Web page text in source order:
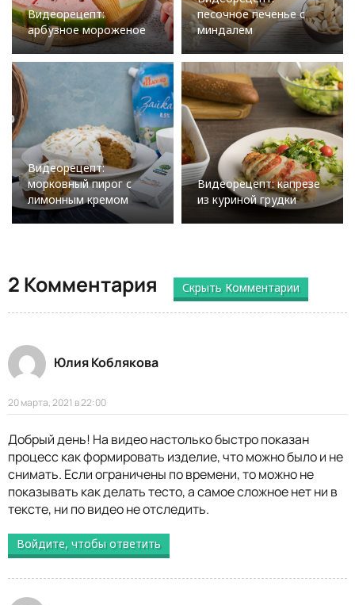
Видеорецепт:
арбузное мороженое
песочное печенье с
миндалем
Видеорецепт:
морковный пирог с
лимонным кремом
Видеорецепт: капрезе
из куриной грудки
2 Комментария Скрыть Комментарии
Юлия Коблякова
20 марта, 2021 в 22:00
Добрый день! На видео настолько быстро показан
процесс как формировать изделие, что можно было и не
снимать. Если ограничены по времени, то можно не
показывать как делать тесто, а самое сложное нет ни в
тексте, ни по видео не отследить.
Войдите, чтобы ответить